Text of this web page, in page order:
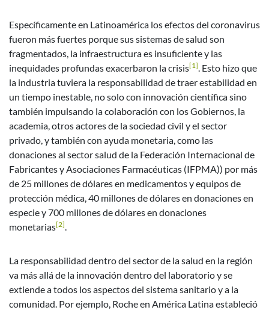
Específicamente en Latinoamérica los efectos del coronavirus
fueron más fuertes porque sus sistemas de salud son
fragmentados, la infraestructura es insuficiente y las
inequidades profundas exacerbaron la crisis[1]. Esto hizo que
la industria tuviera la responsabilidad de traer estabilidad en
un tiempo inestable, no solo con innovación científica sino
también impulsando la colaboración con los Gobiernos, la
academia, otros actores de la sociedad civil y el sector
privado, y también con ayuda monetaria, como las
donaciones al sector salud de la Federación Internacional de
Fabricantes y Asociaciones Farmacéuticas (IFPMA)) por más
de 25 millones de dólares en medicamentos y equipos de
protección médica, 40 millones de dólares en donaciones en
especie y 700 millones de dólares en donaciones
monetarias[2].
La responsabilidad dentro del sector de la salud en la región
va más allá de la innovación dentro del laboratorio y se
extiende a todos los aspectos del sistema sanitario y a la
comunidad. Por ejemplo, Roche en América Latina estableció